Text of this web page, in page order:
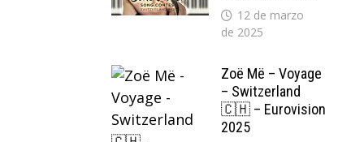
12 de marzo
de 2025
Zoë Më – Voyage
– Switzerland
🇨🇭 – Eurovision
2025